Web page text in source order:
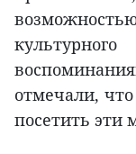
отмечали,
посетить эти